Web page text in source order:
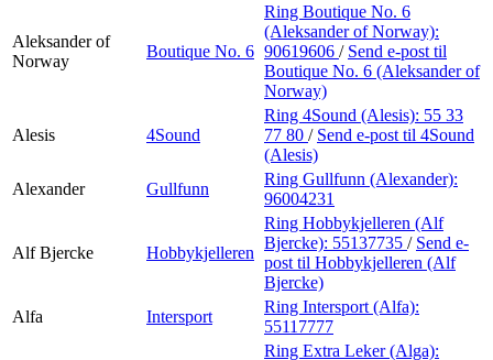
Aleksander of
Norway
Boutique No. 6
Ring Boutique No. 6
(Aleksander of Norway):
90619606 / Send e-post til
Boutique No. 6 (Aleksander of
Norway)
Alesis 4Sound
Ring 4Sound (Alesis): 55 33
77 80 / Send e-post til 4Sound
(Alesis)
Alexander
Gullfunn
Ring Gullfunn (Alexander):
96004231
Alf Bjercke Hobbykjelleren
Ring Hobbykjelleren (Alf
Bjercke): 55137735 / Send e-
post til Hobbykjelleren (Alf
Bjercke)
Alfa
Intersport
Ring Intersport (Alfa):
55117777
Ring Extra Leker (Alga):